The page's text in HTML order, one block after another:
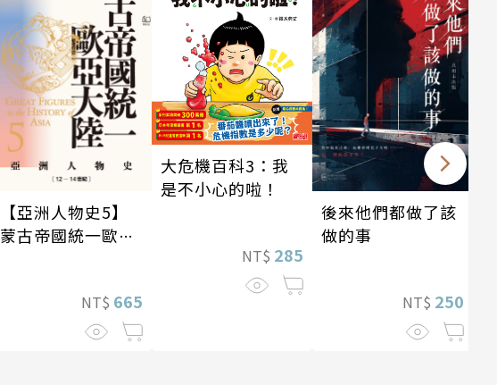
【亞洲人物史5】
蒙古帝國統一歐亞
NT$ 665
大危機百科3：我
是不小心的啦！
NT$ 285
後來他們都做了該
做的事
NT$ 250